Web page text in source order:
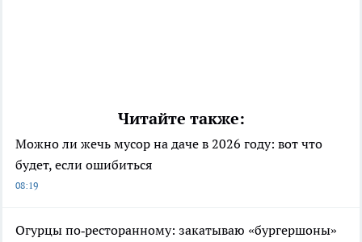
Читайте также:
Можно ли жечь мусор на даче в 2026 году: вот что
будет, если ошибиться
08:19
Огурцы по‑ресторанному: закатываю «бургершоны»